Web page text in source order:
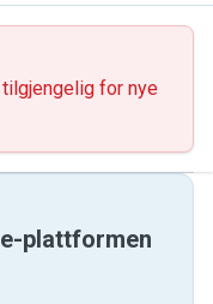
for nye
plattformen